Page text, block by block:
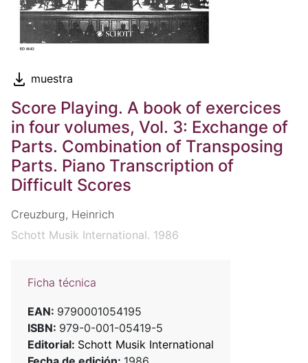
muestra
Score Playing. A book of exercices
in four volumes, Vol. 3: Exchange of
Parts. Combination of Transposing
Parts. Piano Transcription of
Difficult Scores
Creuzburg, Heinrich
Schott Musik International. 1986
Ficha técnica
EAN: 9790001054195
ISBN: 979-0-001-05419-5
Editorial: Schott Musik International